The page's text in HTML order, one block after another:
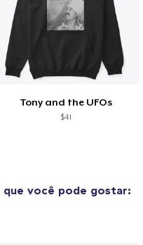
Tony and the UFOs
$41
que você pode gostar: